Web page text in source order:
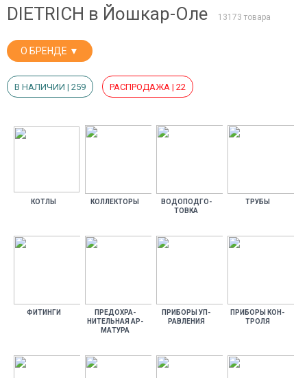
DIETRICH в Йошкар-Оле
13173 товара
О БРЕНДЕ ▼
В НАЛИЧИИ | 259 РАСПРОДАЖА | 22
КОТ­ЛЫ КОЛ­ЛЕКТО­РЫ
ВО­ДОПОД­ГО­
ТОВ­КА
ТРУ­БЫ
ФИ­ТИН­ГИ
ПРЕ­ДОХ­РА­
НИТЕЛЬ­НАЯ АР­
МА­ТУРА
ПРИ­БОРЫ УП­
РАВЛЕ­НИЯ
ПРИ­БОРЫ КОН­
ТРО­ЛЯ